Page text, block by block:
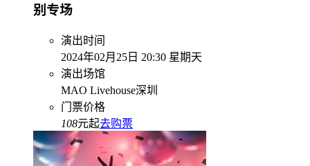
别专场
演出时间
2024年02月25日 20:30 星期天
演出场馆
MAO Livehouse深圳
门票价格
108元起去购票